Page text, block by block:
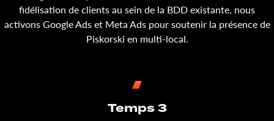
fidélisation de clients au sein de la BDD existante, nous
activons Google Ads et Meta Ads pour soutenir la présence de
Piskorski en multi-local.
Temps 3